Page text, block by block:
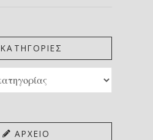
ΚΑΤΗΓΟΡΙΕΣ
ΑΡΧΕΙΟ